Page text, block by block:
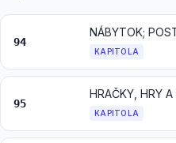
94
KAPITOLA
95
HRAČKY, HRY
KAPITOLA